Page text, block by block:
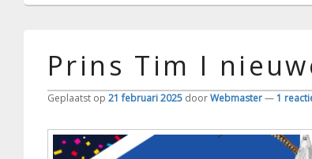
Prins Tim I
Geplaatst op 21 februari 2025 doorWebmaster—1